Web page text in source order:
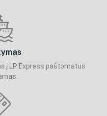
į LP Express paštomatus